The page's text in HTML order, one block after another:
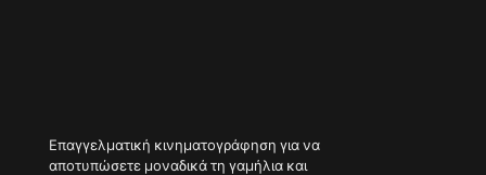
Επαγγελματική κινηματογράφηση για να
αποτυπώσετε μοναδικά τη γαμήλια και